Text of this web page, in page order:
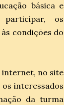
básica e
participar, os
condições do
internet, no site
os interessados
da turma